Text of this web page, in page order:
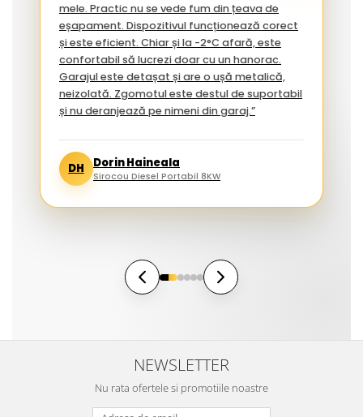
mele. Practic nu se vede fum din țeava de
eșapament. Dispozitivul funcționează corect
și este eficient. Chiar și la -2°C afară, este
confortabil să lucrezi doar cu un hanorac.
Garajul este detașat și are o ușă metalică,
neizolată. Zgomotul este destul de suportabil
și nu deranjează pe nimeni din garaj.”
DH Dorin Haineala
Sirocou Diesel Portabil 8KW
NEWSLETTER
Nu rata ofertele si promotiile noastre